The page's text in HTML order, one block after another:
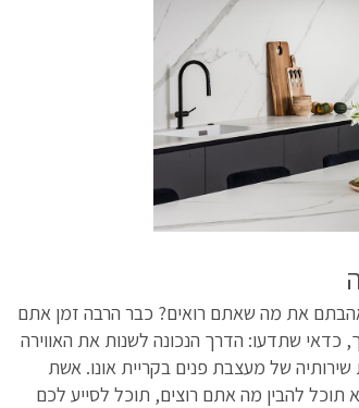
את מה שאתם רואים? כבר הרבה זמן אתם
כדאי שתדעו: הדרך הנכונה לשנות את האווירה
של מעצבת פנים בקריית אונו. אשת
להבין מה אתם רוצים, תוכל לסייע לכם